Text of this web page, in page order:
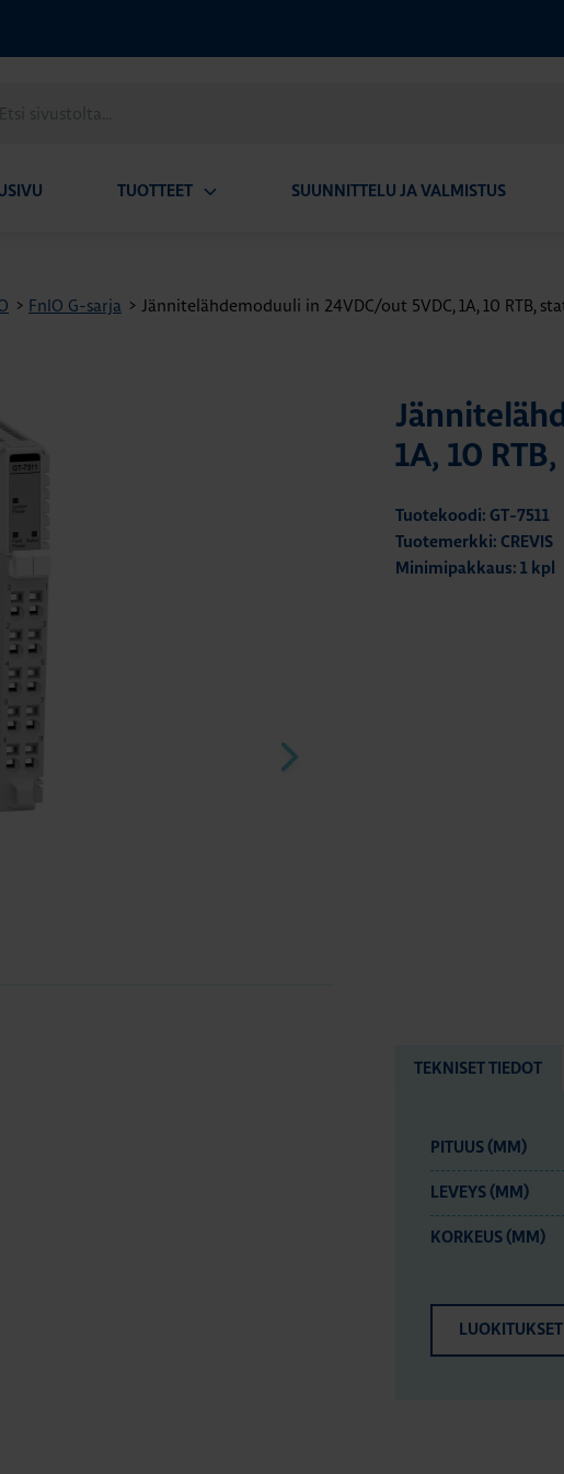
TUOTTEET SUUNNITTELU JA VALMISTUS
> FnIO G-sarja > Jännitelähdemoduuli in 24VDC/out 5VDC, 1A, 10 RTB,
1A, 10
Tuotekoodi: GT-7511
Tuotemerkki: CREVIS
Minimipakkaus: 1 kpl
TEKNISET TIEDOT
PITUUS (MM)
LEVEYS (MM)
KORKEUS (MM)